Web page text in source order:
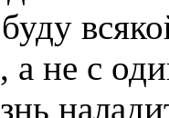
не с